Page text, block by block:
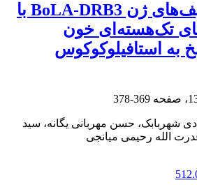
همراهی همردیف‌های ژن BoLA-DRB3 با
تک‌هسته‌ای خون
به استافیلوکوکوس
369-378
شهربابک، حسن مهربانی یگانه، سید
الله رحیمی میانجی